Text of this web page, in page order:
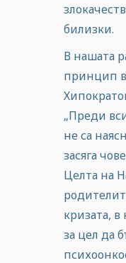
билизки.
В нашата
принцип в
„Преди
не са
засяга
Целта на
кризата,
за цел да